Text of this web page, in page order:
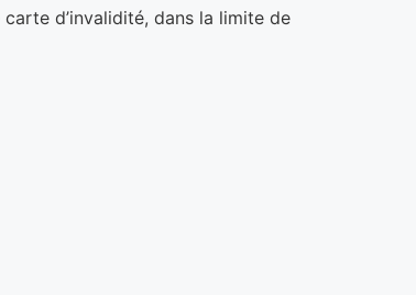
d’invalidité, dans la limite de